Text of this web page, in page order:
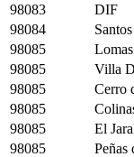
98083
DIF
98084
98085
98085
Villa
98085
Cerro
98085
98085
El
98085
Peñas